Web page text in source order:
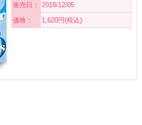
発売日：
2018/12/05
価格：
1,620円(税込)